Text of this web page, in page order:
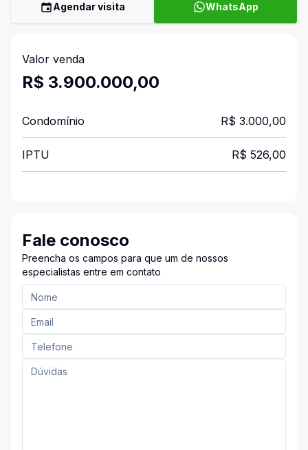
Agendar visita WhatsApp
Valor venda
R$ 3.900.000,00
Condomínio R$ 3.000,00
IPTU R$ 526,00
Fale conosco
Preencha os campos para que um de nossos
especialistas entre em contato